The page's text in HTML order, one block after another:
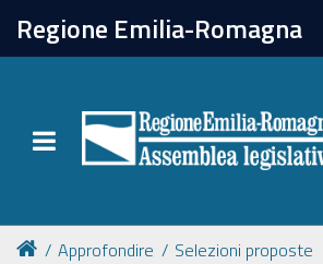
Regione Emilia-Romagna
Toggle navigation
chiudi
Catalogo online
CollezioniApprofondire Selezioni proposte